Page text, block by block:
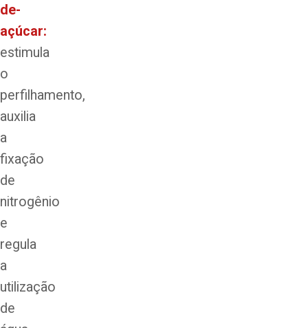
de-
açúcar:
estimula
o
perfilhamento,
auxilia
a
fixação
de
nitrogênio
e
regula
a
utilização
de